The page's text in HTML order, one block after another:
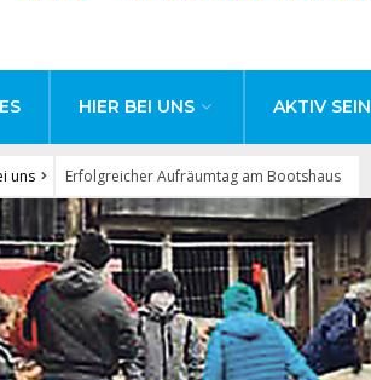
HIER BEI UNS AKTIV SEIN
uns Erfolgreicher Aufräumtag am Bootshaus